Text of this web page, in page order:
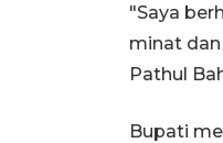
"Saya
minat
Pathul
Bupati